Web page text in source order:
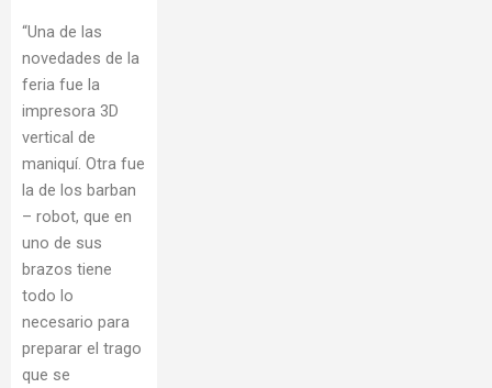
“Una de las
novedades de la
feria fue la
impresora 3D
vertical de
maniquí. Otra fue
la de los barban
– robot, que en
uno de sus
brazos tiene
todo lo
necesario para
preparar el trago
que se